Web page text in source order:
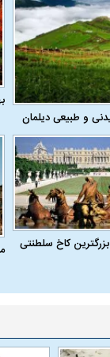
و طبیعی دیلمان
کاخ سلطنتی
ناشناس که
برای